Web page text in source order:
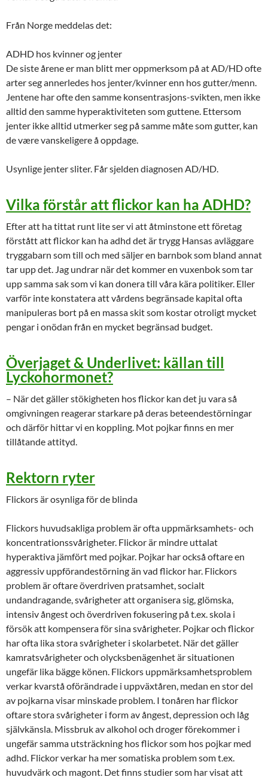
Från Norge meddelas det:
ADHD hos kvinner og jenter
De siste årene er man blitt mer oppmerksom på at AD/HD ofte
arter seg annerledes hos jenter/kvinner enn hos gutter/menn.
Jentene har ofte den samme konsentrasjons-svikten, men ikke
alltid den samme hyperaktiviteten som guttene. Ettersom
jenter ikke alltid utmerker seg på samme måte som gutter, kan
de være vanskeligere å oppdage.
Usynlige jenter sliter. Får sjelden diagnosen AD/HD.
Vilka förstår att flickor kan ha ADHD?
Efter att ha tittat runt lite ser vi att åtminstone ett företag
förstått att flickor kan ha adhd det är trygg Hansas avläggare
tryggabarn som till och med säljer en barnbok som bland annat
tar upp det. Jag undrar när det kommer en vuxenbok som tar
upp samma sak som vi kan donera till våra kära politiker. Eller
varför inte konstatera att vårdens begränsade kapital ofta
manipuleras bort på en massa skit som kostar otroligt mycket
pengar i onödan från en mycket begränsad budget.
Överjaget & Underlivet: källan till
Lyckohormonet?
– När det gäller stökigheten hos flickor kan det ju vara så
omgivningen reagerar starkare på deras beteendestörningar
och därför hittar vi en koppling. Mot pojkar finns en mer
tillåtande attityd.
Rektorn ryter
Flickors är osynliga för de blinda
Flickors huvudsakliga problem är ofta uppmärksamhets- och
koncentrationssvårigheter. Flickor är mindre uttalat
hyperaktiva jämfört med pojkar. Pojkar har också oftare en
aggressiv uppförandestörning än vad flickor har. Flickors
problem är oftare överdriven pratsamhet, socialt
undandragande, svårigheter att organisera sig, glömska,
intensiv ångest och överdriven fokusering på t.ex. skola i
försök att kompensera för sina svårigheter. Pojkar och flickor
har ofta lika stora svårigheter i skolarbetet. När det gäller
kamratsvårigheter och olycksbenägenhet är situationen
ungefär lika bägge könen. Flickors uppmärksamhetsproblem
verkar kvarstå oförändrade i uppväxtåren, medan en stor del
av pojkarna visar minskade problem. I tonåren har flickor
oftare stora svårigheter i form av ångest, depression och låg
självkänsla. Missbruk av alkohol och droger förekommer i
ungefär samma utsträckning hos flickor som hos pojkar med
adhd. Flickor verkar ha mer somatiska problem som t.ex.
huvudvärk och magont. Det finns studier som har visat att